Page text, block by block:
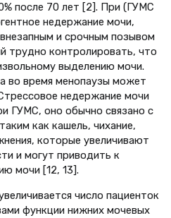
после 70 лет [2]. При (ГУМС
недержание мочи,
и срочным позывом
трудно контролировать, что
выделению мочи.
во время менопаузы может
недержание мочи
ГУМС, оно обычно связано с
как кашель, чихание,
которые увеличивают
и могут приводить к
мочи [12, 13].
число пациенток
функции нижних мочевых